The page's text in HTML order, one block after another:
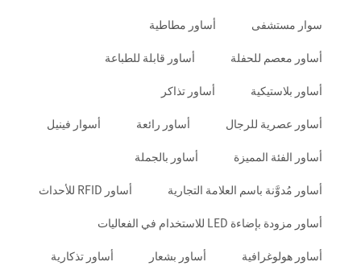
سوار مستشفى أساور مطاطية
أساور معصم للحفلة أساور قابلة للطباعة
أساور بلاستيكية أساور تذاكر
أساور عصرية للرجال أساور رائعة أسوار فينيل
أساور الفئة المميزة أساور بالجملة
أساور مُدوَّنة باسم العلامة التجارية أساور RFID للأحداث
أساور مزودة بإضاءة LED للاستخدام في الفعاليات
أساور هولوغرافية أساور بشعار أساور تذكارية